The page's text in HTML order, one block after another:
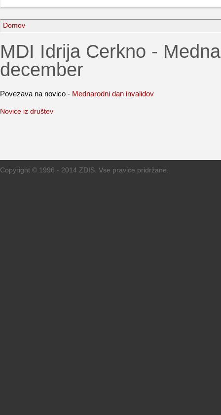
Domov
MDI Idrija Cerkno -
december
Povezava na novico - Mednarodni dan invalidov
Novice iz društev
Copyright © 1996 - 2014 ZDIS. Vse pravice pridržane.